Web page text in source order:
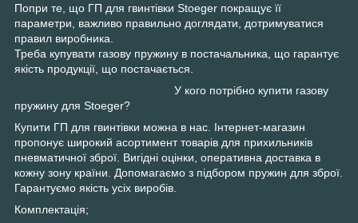
Попри те, що ГП для гвинтівки Stoeger покращує її
параметри, важливо правильно доглядати, дотримуватися
правил виробника.
Треба купувати газову пружину в постачальника, що гарантує
якість продукції, що постачається.
У кого потрібно купити газову
пружину для Stoeger?
Купити ГП для гвинтівки можна в нас. Інтернет-магазин
пропонує широкий асортимент товарів для прихильників
пневматичної зброї. Вигідні оцінки, оперативна доставка в
кожну зону країни. Допомагаємо з підбором пружин для зброї.
Гарантуємо якість усіх виробів.
Комплектація;